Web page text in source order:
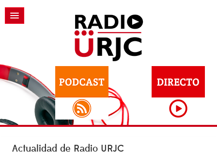
Actualidad de Radio URJC